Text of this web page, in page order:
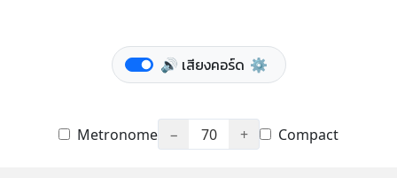
🔊 เสียงคอร์ด ⚙️
Metronome − 70 + Compact